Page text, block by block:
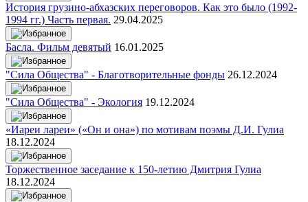
История грузино-абхазских переговоров. Как это было (1992-
1994 гг.) Часть первая. 29.04.2025
Басла. Фильм девятый 16.01.2025
"Сила Общества" - Благотворительные фонды 26.12.2024
"Сила Общества" - Экология 19.12.2024
«Иареи лареи» («Он и она») по мотивам поэмы Д.И. Гулиа
18.12.2024
Торжественное заседание к 150-летию Дмитрия Гулиа
18.12.2024